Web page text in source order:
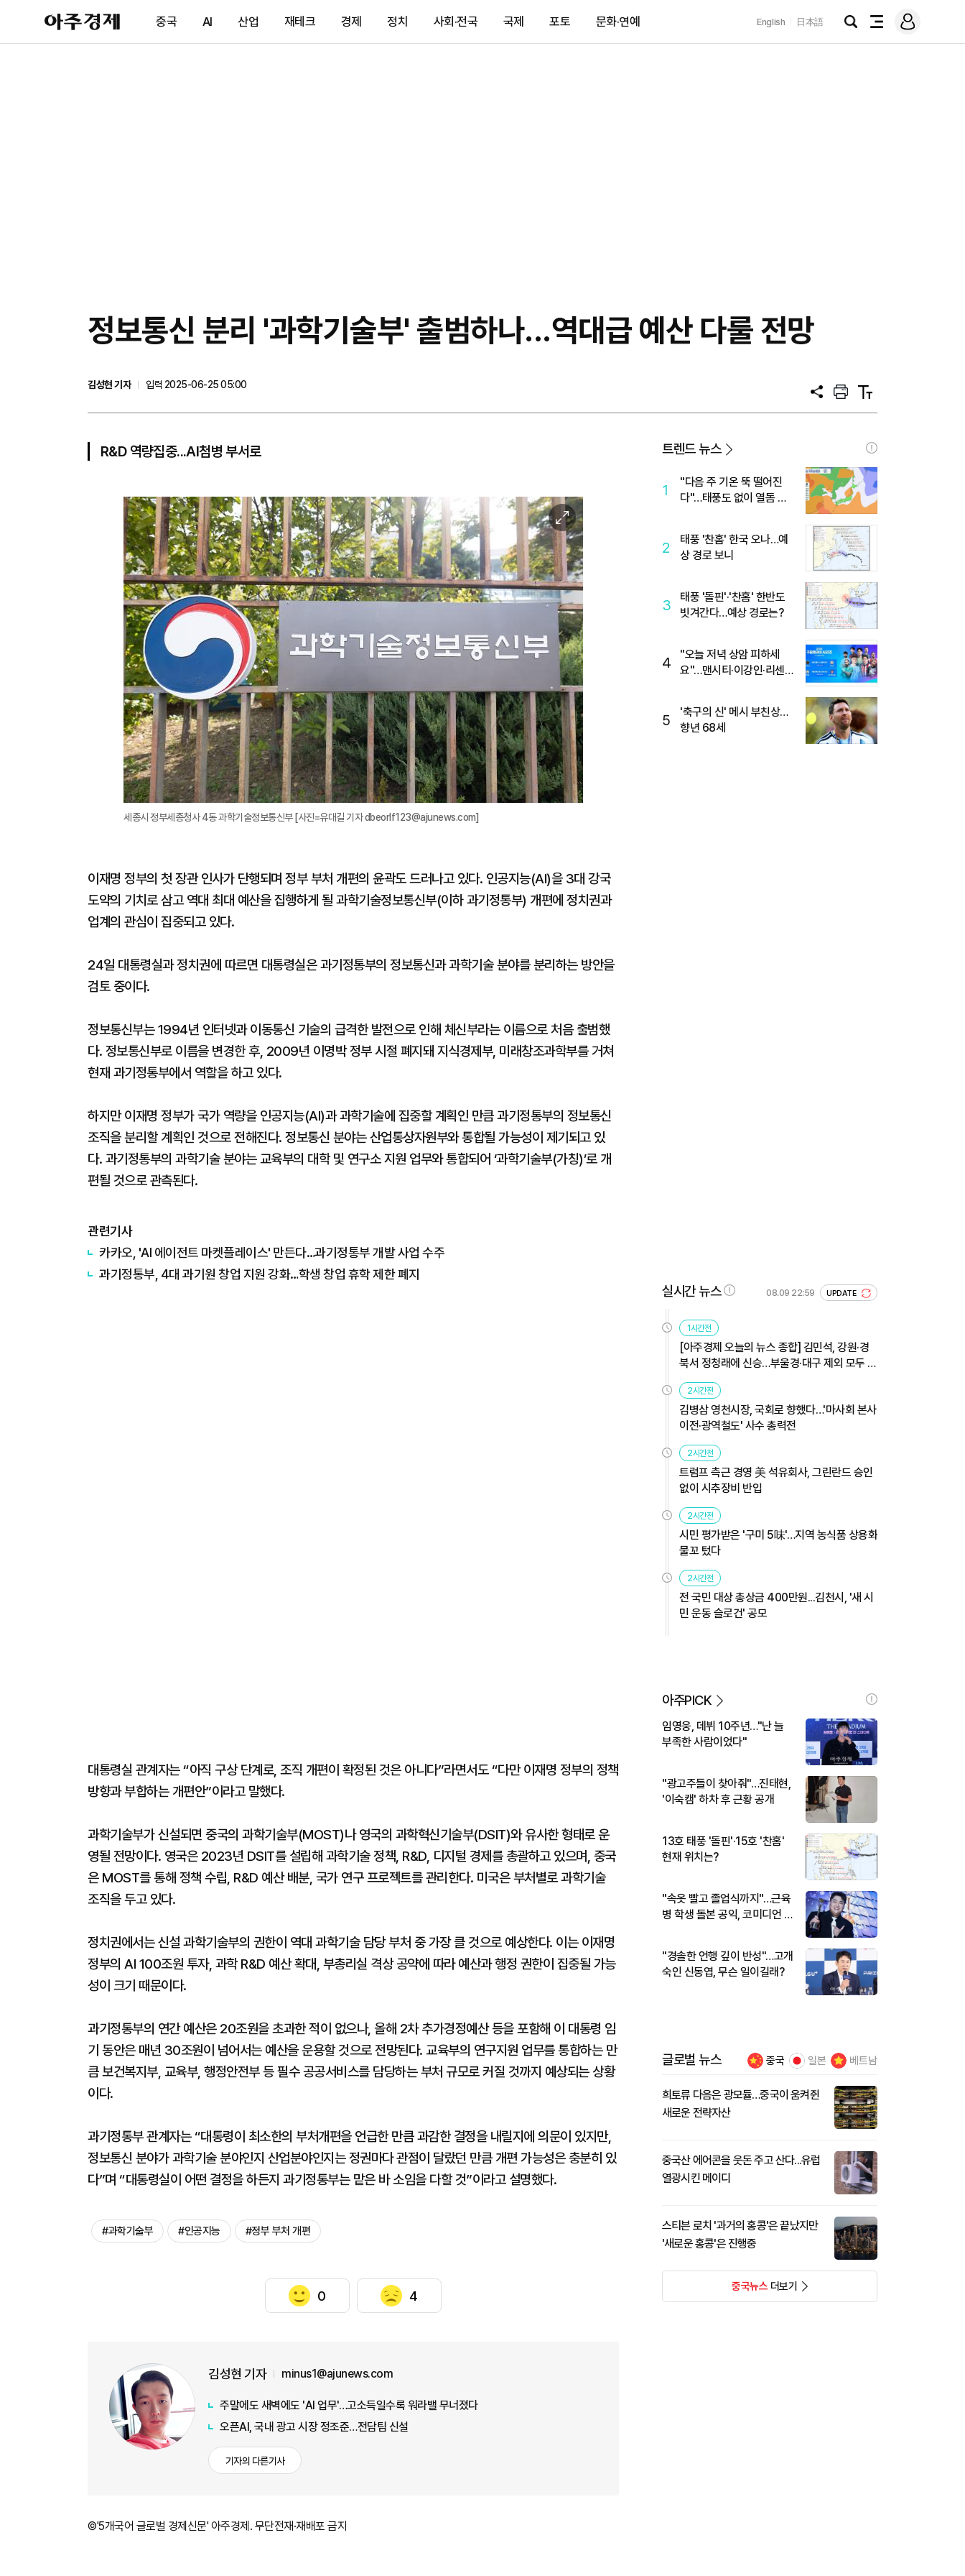
아
주
제
중국 AI 산업 재테크 경제 정치 사회·전국 국제 포토 문화·연예 English 日本語
검
전
메
그
정보통신 분리 '과학기술부' 출범하나...역대급 예산 다룰 전망
김성현 기자
입력 2025-06-25 05:00
공
프
트
텍
트
R&D 역량집중...AI첨병 부서로
이
미
지
확
대
세종시 정부세종청사 4동 과학기술정보통신부 [사진=유대길 기자 dbeorlf123@ajunews.com]
이재명 정부의 첫 장관 인사가 단행되며 정부 부처 개편의 윤곽도 드러나고 있다. 인공지능(AI)을 3대 강국
도약의 기치로 삼고 역대 최대 예산을 집행하게 될 과학기술정보통신부(이하 과기정통부) 개편에 정치권과
업계의 관심이 집중되고 있다.
24일 대통령실과 정치권에 따르면 대통령실은 과기정통부의 정보통신과 과학기술 분야를 분리하는 방안을
검토 중이다.
정보통신부는 1994년 인터넷과 이동통신 기술의 급격한 발전으로 인해 체신부라는 이름으로 처음 출범했
다. 정보통신부로 이름을 변경한 후, 2009년 이명박 정부 시절 폐지돼 지식경제부, 미래창조과학부를 거쳐
현재 과기정통부에서 역할을 하고 있다.
하지만 이재명 정부가 국가 역량을 인공지능(AI)과 과학기술에 집중할 계획인 만큼 과기정통부의 정보통신
조직을 분리할 계획인 것으로 전해진다. 정보통신 분야는 산업통상자원부와 통합될 가능성이 제기되고 있
다. 과기정통부의 과학기술 분야는 교육부의 대학 및 연구소 지원 업무와 통합되어 ‘과학기술부(가칭)’로 개
편될 것으로 관측된다.
관련기사
카카오, 'AI 에이전트 마켓플레이스' 만든다…과기정통부 개발 사업 수주
과기정통부, 4대 과기원 창업 지원 강화…학생 창업 휴학 제한 폐지
대통령실 관계자는 “아직 구상 단계로, 조직 개편이 확정된 것은 아니다”라면서도 “다만 이재명 정부의 정책
방향과 부합하는 개편안”이라고 말했다.
과학기술부가 신설되면 중국의 과학기술부(MOST)나 영국의 과학혁신기술부(DSIT)와 유사한 형태로 운
영될 전망이다. 영국은 2023년 DSIT를 설립해 과학기술 정책, R&D, 디지털 경제를 총괄하고 있으며, 중국
은 MOST를 통해 정책 수립, R&D 예산 배분, 국가 연구 프로젝트를 관리한다. 미국은 부처별로 과학기술
조직을 두고 있다.
정치권에서는 신설 과학기술부의 권한이 역대 과학기술 담당 부처 중 가장 클 것으로 예상한다. 이는 이재명
정부의 AI 100조원 투자, 과학 R&D 예산 확대, 부총리실 격상 공약에 따라 예산과 행정 권한이 집중될 가능
성이 크기 때문이다.
과기정통부의 연간 예산은 20조원을 초과한 적이 없으나, 올해 2차 추가경정예산 등을 포함해 이 대통령 임
기 동안은 매년 30조원이 넘어서는 예산을 운용할 것으로 전망된다. 교육부의 연구지원 업무를 통합하는 만
큼 보건복지부, 교육부, 행정안전부 등 필수 공공서비스를 담당하는 부처 규모로 커질 것까지 예상되는 상황
이다.
과기정통부 관계자는 “대통령이 최소한의 부처개편을 언급한 만큼 과감한 결정을 내릴지에 의문이 있지만,
정보통신 분야가 과학기술 분야인지 산업분야인지는 정권마다 관점이 달랐던 만큼 개편 가능성은 충분히 있
다”며 “대통령실이 어떤 결정을 하든지 과기정통부는 맡은 바 소임을 다할 것”이라고 설명했다.
#과학기술부 #인공지능 #정부 부처 개편
0 4
김성현 기자 minus1@ajunews.com
주말에도 새벽에도 'AI 업무'…고소득일수록 워라밸 무너졌다
오픈AI, 국내 광고 시장 정조준…전담팀 신설
기자의 다른기사
©'5개국어 글로벌 경제신문' 아주경제. 무단전재·재배포 금지
트렌드 뉴스
1
"다음 주 기온 뚝 떨어진
다"…태풍도 없이 열돔 박
2
태풍 '찬홈' 한국 오나…예
상 경로 보니
3
태풍 '돌핀'·'찬홈' 한반도
빗겨간다…예상 경로는?
4
"오늘 저녁 상암 피하세
요"…맨시티·이강인·리센느
5
'축구의 신' 메시 부친상…
향년 68세
실시간 뉴스 08.09 22:59 UPDATE
1시간전
[아주경제 오늘의 뉴스 종합] 김민석, 강원·경
북서 정청래에 신승…부울경·대구 제외 모두 웃
었다 外
2시간전
김병삼 영천시장, 국회로 향했다…'마사회 본사
이전·광역철도' 사수 총력전
2시간전
트럼프 측근 경영 美 석유회사, 그린란드 승인
없이 시추장비 반입
2시간전
시민 평가받은 '구미 5味'…지역 농식품 상용화
물꼬 텄다
2시간전
전 국민 대상 총상금 400만원...김천시, '새 시
민 운동 슬로건' 공모
아주PICK
임영웅, 데뷔 10주년…"난 늘
부족한 사람이었다"
"광고주들이 찾아줘"…진태현,
'이숙캠' 하차 후 근황 공개
13호 태풍 '돌핀'·15호 '찬홈'
현재 위치는?
"속옷 빨고 졸업식까지"…근육
병 학생 돌본 공익, 코미디언 김
"경솔한 언행 깊이 반성"…고개
숙인 신동엽, 무슨 일이길래?
글로벌 뉴스 중국 일본 베트남
희토류 다음은 광모듈…중국이 움켜쥔
새로운 전략자산
중국산 에어콘을 웃돈 주고 산다...유럽
열광시킨 메이디
스티븐 로치 '과거의 홍콩'은 끝났지만
'새로운 홍콩'은 진행중
중국뉴스더보기